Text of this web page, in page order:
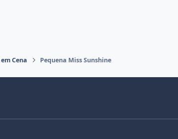
Cena Pequena Miss Sunshine